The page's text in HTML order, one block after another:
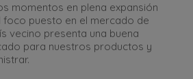
momentos en plena expansión
foco puesto en el mercado de
vecino presenta una buena
para nuestros productos y